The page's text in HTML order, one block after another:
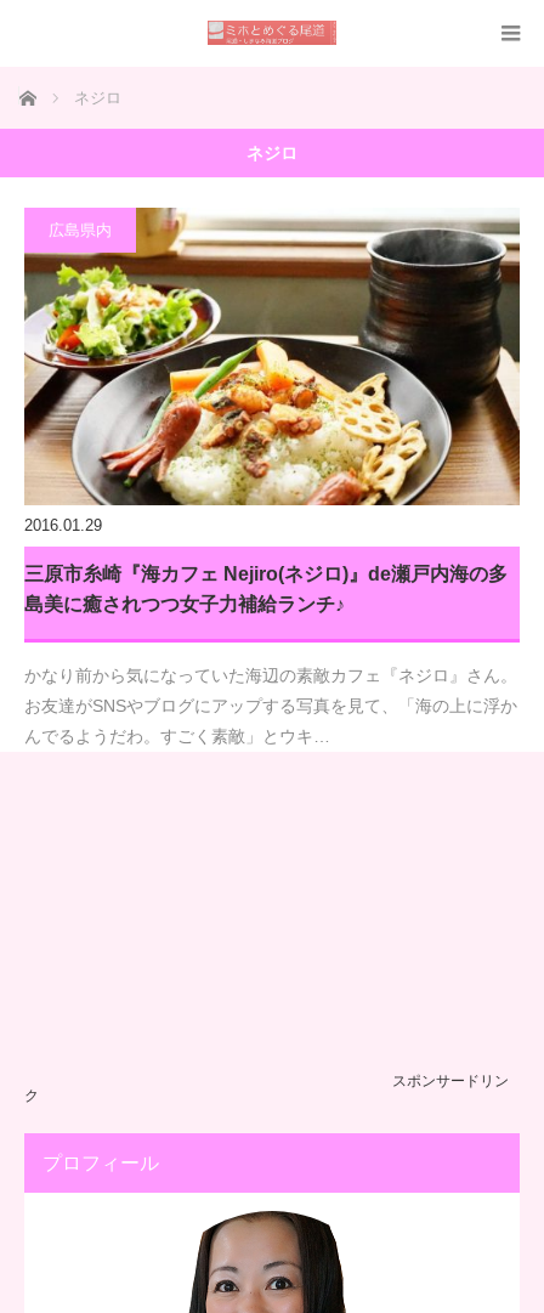
ホーム ネジロ
ネジロ
広島県内
2016.01.29
三原市糸崎『海カフェ Nejiro(ネジロ)』de瀬戸内海の多
島美に癒されつつ女子力補給ランチ♪
かなり前から気になっていた海辺の素敵カフェ『ネジロ』さん。
お友達がSNSやブログにアップする写真を見て、「海の上に浮か
んでるようだわ。すごく素敵」とウキ…
スポンサードリン
ク
プロフィール